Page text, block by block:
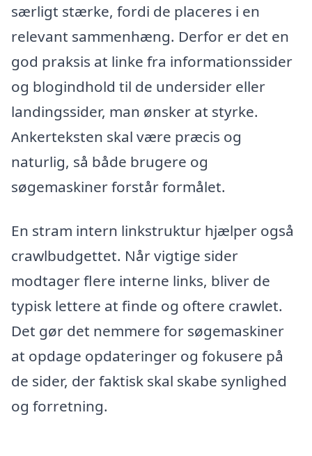
særligt stærke, fordi de placeres i en
relevant sammenhæng. Derfor er det en
god praksis at linke fra informationssider
og blogindhold til de undersider eller
landingssider, man ønsker at styrke.
Ankerteksten skal være præcis og
naturlig, så både brugere og
søgemaskiner forstår formålet.
En stram intern linkstruktur hjælper også
crawlbudgettet. Når vigtige sider
modtager flere interne links, bliver de
typisk lettere at finde og oftere crawlet.
Det gør det nemmere for søgemaskiner
at opdage opdateringer og fokusere på
de sider, der faktisk skal skabe synlighed
og forretning.